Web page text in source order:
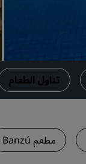
تناول الطعام
مطعم Banzú